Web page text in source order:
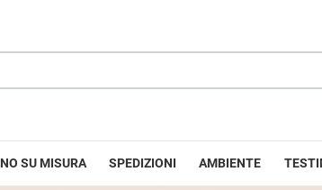
SU MISURA SPEDIZIONI AMBIENTE